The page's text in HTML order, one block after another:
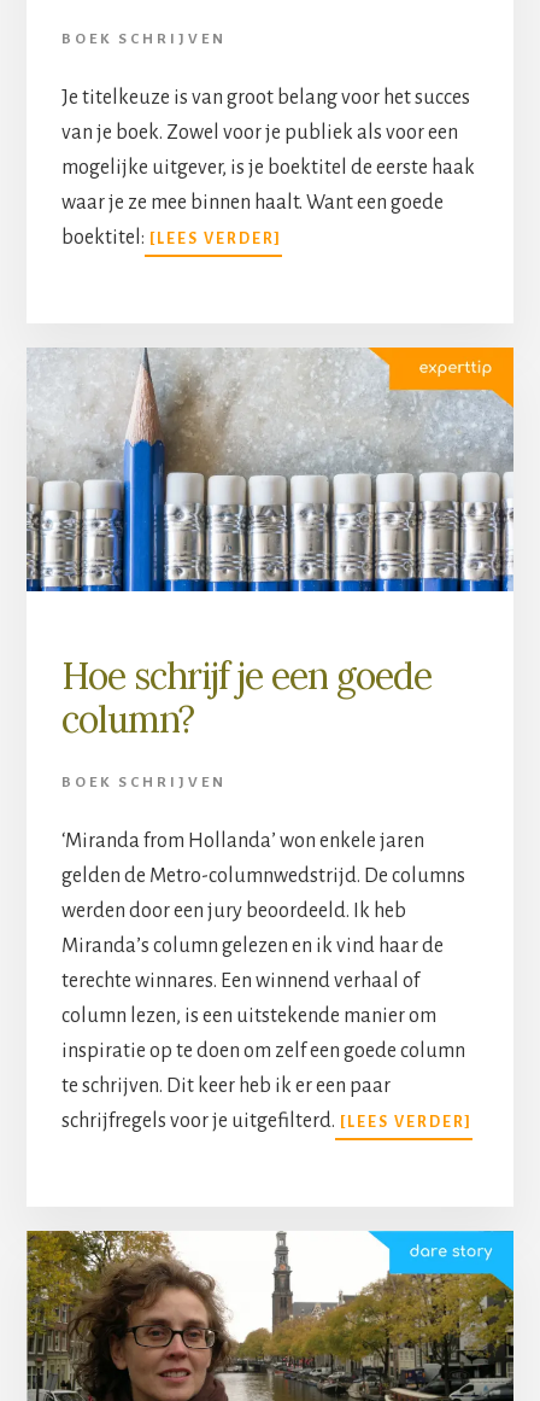
BOEK SCHRIJVEN
Je titelkeuze is van groot belang voor het succes
van je boek. Zowel voor je publiek als voor een
mogelijke uitgever, is je boektitel de eerste haak
waar je ze mee binnen haalt. Want een goede
boektitel: [LEES VERDER]
Hoe schrijf je een goede
column?
BOEK SCHRIJVEN
‘Miranda from Hollanda’ won enkele jaren
gelden de Metro-columnwedstrijd. De columns
werden door een jury beoordeeld. Ik heb
Miranda’s column gelezen en ik vind haar de
terechte winnares. Een winnend verhaal of
column lezen, is een uitstekende manier om
inspiratie op te doen om zelf een goede column
te schrijven. Dit keer heb ik er een paar
schrijfregels voor je uitgefilterd. [LEES VERDER]